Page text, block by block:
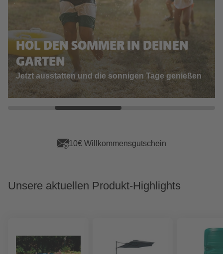
HOL DEN SOMMER IN DEINEN
GARTEN
Jetzt ausstatten und die sonnigen Tage genießen
App Vorteile sichern
Unsere aktuellen Produkt-Highlights